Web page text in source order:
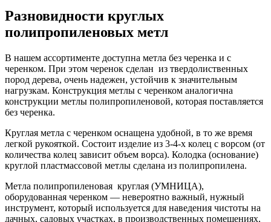
Разновидности круглых
полипропиленовых метл
В нашем ассортименте доступна метла без черенка и с
черенком. При этом черенок сделан из твердолиственных
пород дерева, очень надежен, устойчив к значительным
нагрузкам. Конструкция метлы с черенком аналогична
конструкции метлы полипропиленовой, которая поставляется
без черенка.
Круглая метла с черенком оснащена удобной, в то же время
легкой рукояткой. Состоит изделие из 3-4-х колец с ворсом (от
количества колец зависит объем ворса). Колодка (основание)
круглой пластмассовой метлы сделана из полипропилена.
Метла полипропиленовая круглая (УМНИЦА),
оборудованная черенком — невероятно важный, нужный
инструмент, который используется для наведения чистоты на
дачных, садовых участках, в производственных помещениях,